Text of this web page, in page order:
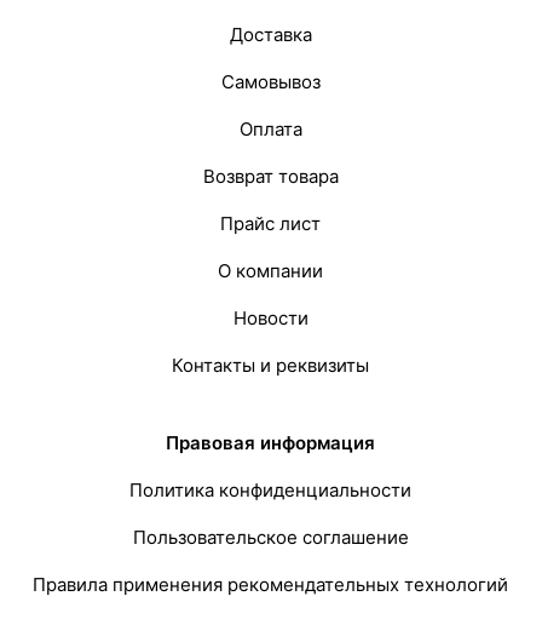
Доставка
Самовывоз
Оплата
Возврат товара
Прайс лист
О компании
Новости
Контакты и реквизиты
Правовая информация
Политика конфиденциальности
Пользовательское соглашение
Правила применения рекомендательных технологий